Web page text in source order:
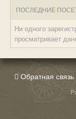
ПОСЛЕДНИЕ
Ни одного
просматривает
Обратная связь